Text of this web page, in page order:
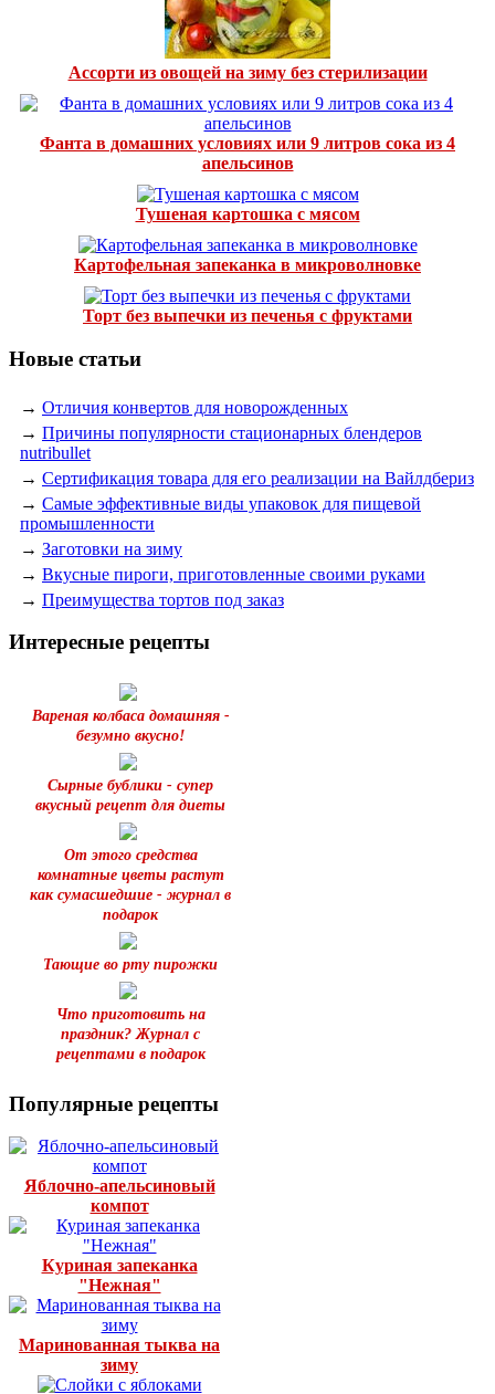
Ассорти из овощей на зиму без стерилизации
Фанта в домашних условиях или 9 литров сока из 4
апельсинов
Тушеная картошка с мясом
Картофельная запеканка в микроволновке
Торт без выпечки из печенья с фруктами
Новые статьи
→ Отличия конвертов для новорожденных
→ Причины популярности стационарных блендеров
nutribullet
→ Сертификация товара для его реализации на Вайлдбериз
→ Самые эффективные виды упаковок для пищевой
промышленности
→ Заготовки на зиму
→ Вкусные пироги, приготовленные своими руками
→ Преимущества тортов под заказ
Интересные рецепты
Вареная колбаса домашняя -
безумно вкусно!
Сырные бублики - супер
вкусный рецепт для диеты
От этого средства
комнатные цветы растут
как сумасшедшие - журнал в
подарок
Тающие во рту пирожки
Что приготовить на
праздник? Журнал с
рецептами в подарок
Популярные рецепты
Яблочно-апельсиновый
компот
Куриная запеканка
"Нежная"
Маринованная тыква на
зиму